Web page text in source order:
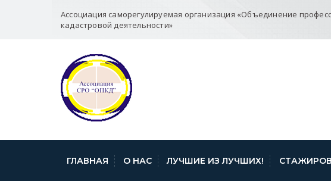
Ассоциация саморегулируемая организация «Объединение
кадастровой деятельности»
ГЛАВНАЯ О НАС ЛУЧШИЕ ИЗ ЛУЧШИХ!